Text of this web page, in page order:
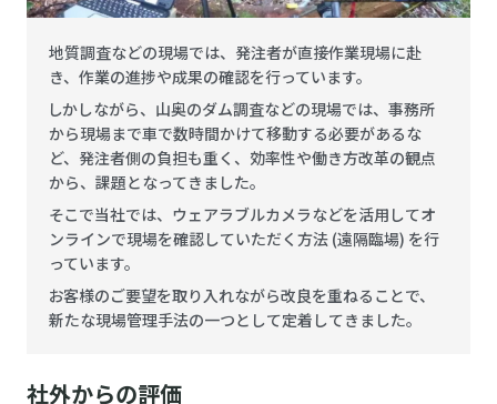
地質調査などの現場では、発注者が直接作業現場に赴
き、作業の進捗や成果の確認を行っています。
しかしながら、山奥のダム調査などの現場では、事務所
から現場まで車で数時間かけて移動する必要があるな
ど、発注者側の負担も重く、効率性や働き方改革の観点
から、課題となってきました。
そこで当社では、ウェアラブルカメラなどを活用してオ
ンラインで現場を確認していただく方法 (遠隔臨場) を行
っています。
お客様のご要望を取り入れながら改良を重ねることで、
新たな現場管理手法の一つとして定着してきました。
社外からの評価